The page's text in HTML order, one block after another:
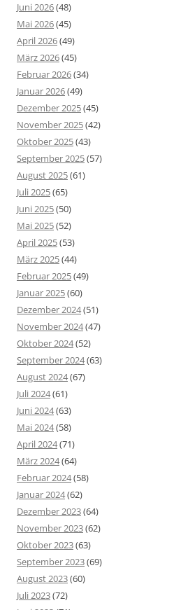
Juni 2026(48)
Mai 2026(45)
April 2026(49)
März 2026(45)
Februar 2026(34)
Januar 2026(49)
Dezember 2025(45)
November 2025(42)
Oktober 2025(43)
September 2025(57)
August 2025(61)
Juli 2025(65)
Juni 2025(50)
Mai 2025(52)
April 2025(53)
März 2025(44)
Februar 2025(49)
Januar 2025(60)
Dezember 2024(51)
November 2024(47)
Oktober 2024(52)
September 2024(63)
August 2024(67)
Juli 2024(61)
Juni 2024(63)
Mai 2024(58)
April 2024(71)
März 2024(64)
Februar 2024(58)
Januar 2024(62)
Dezember 2023(64)
November 2023(62)
Oktober 2023(63)
September 2023(69)
August 2023(60)
Juli 2023(72)